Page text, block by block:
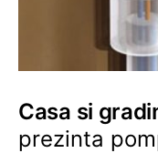
Casa si
prezinta